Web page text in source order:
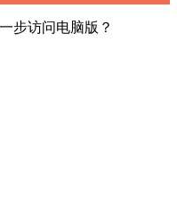
步访问电脑版？